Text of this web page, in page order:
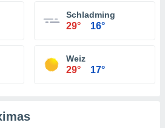
Schladming
29° 16°
Weiz
29° 17°